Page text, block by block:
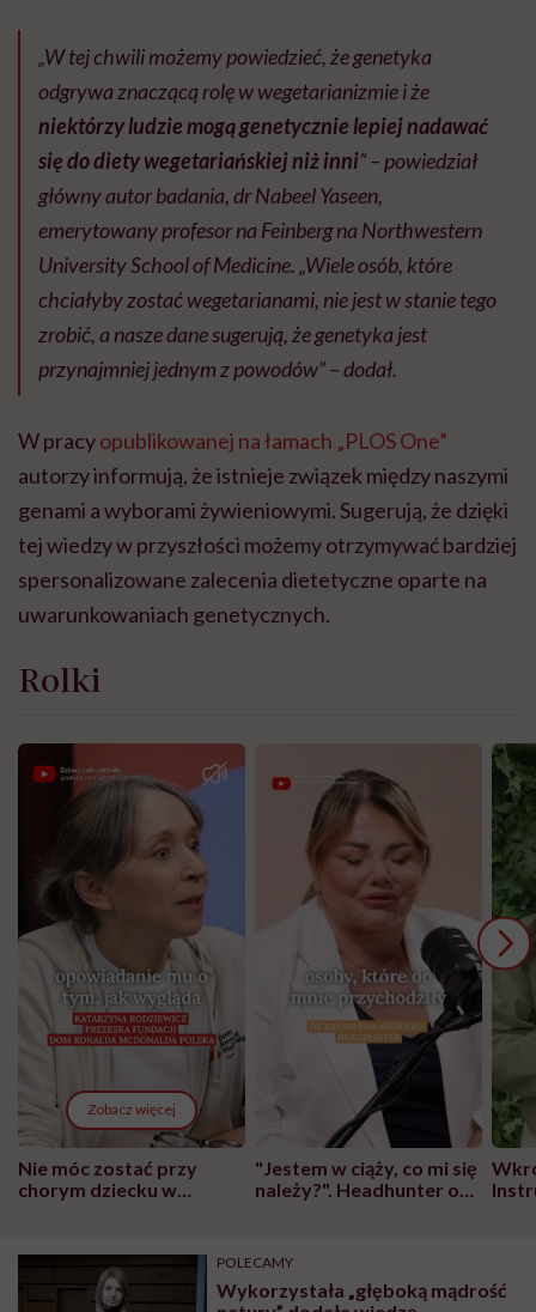
„W tej chwili możemy powiedzieć, że genetyka
odgrywa znaczącą rolę w wegetarianizmie i że
niektórzy ludzie mogą genetycznie lepiej nadawać
się do diety wegetariańskiej niż inni” – powiedział
główny autor badania, dr Nabeel Yaseen,
emerytowany profesor na Feinberg na Northwestern
University School of Medicine. „Wiele osób, które
chciałyby zostać wegetarianami, nie jest w stanie tego
zrobić, a nasze dane sugerują, że genetyka jest
przynajmniej jednym z powodów” – dodał.
W pracyopublikowanej na łamach „PLOS One”
autorzy informują, że istnieje związek między naszymi
genami a wyborami żywieniowymi. Sugerują, że dzięki
tej wiedzy w przyszłości możemy otrzymywać bardziej
spersonalizowane zalecenia dietetyczne oparte na
uwarunkowaniach genetycznych.
Rolki
Zobacz więcej
Nie móc zostać przy
chorym dziecku w
może chyba tylko
głupota i brak
wyobraźni"
"Jestem w ciąży, co mi się
należy?". Headhunter o
pracy
POLECAMY
Wykorzystała „głęboką mądrość